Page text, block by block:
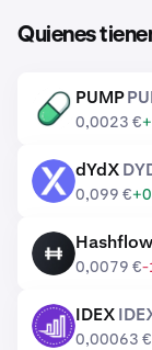
Quienes
PUMP PUMP
0,0023 €
DYDX dYdX
0,099 €
HFT Hashflow
0,0079 €-
IDEX IDEX
0,00063 €